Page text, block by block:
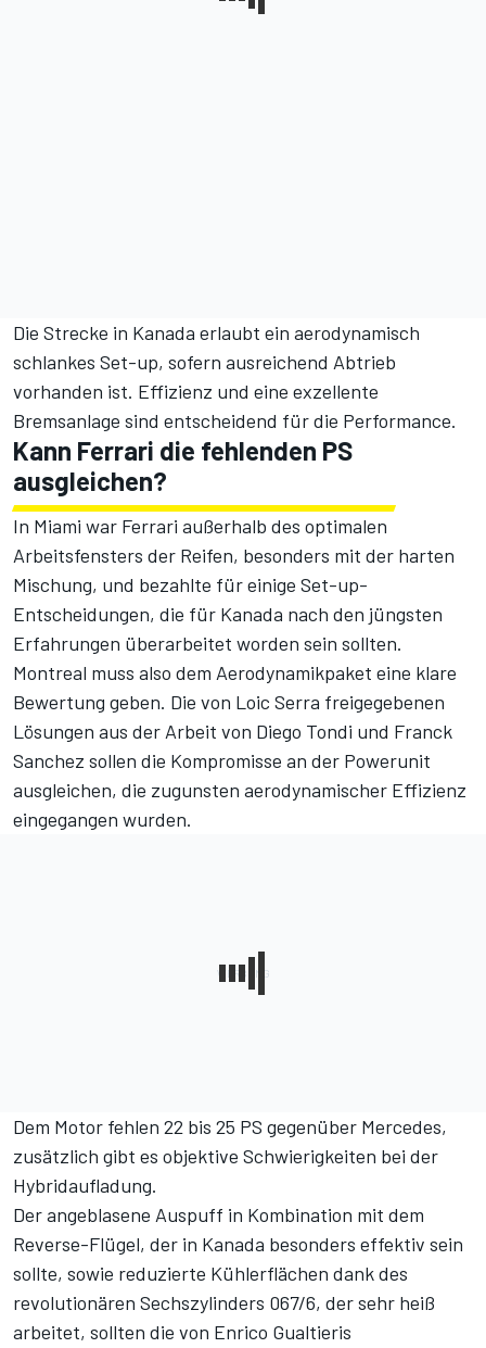
Die Strecke in Kanada erlaubt ein aerodynamisch
schlankes Set-up, sofern ausreichend Abtrieb
vorhanden ist. Effizienz und eine exzellente
Bremsanlage sind entscheidend für die Performance.
Kann Ferrari die fehlenden PS
ausgleichen?
In Miami war Ferrari außerhalb des optimalen
Arbeitsfensters der Reifen, besonders mit der harten
Mischung, und bezahlte für einige Set-up-
Entscheidungen, die für Kanada nach den jüngsten
Erfahrungen überarbeitet worden sein sollten.
Montreal muss also dem Aerodynamikpaket eine klare
Bewertung geben. Die von Loic Serra freigegebenen
Lösungen aus der Arbeit von Diego Tondi und Franck
Sanchez sollen die Kompromisse an der Powerunit
ausgleichen, die zugunsten aerodynamischer Effizienz
eingegangen wurden.
Dem Motor fehlen 22 bis 25 PS gegenüber Mercedes,
zusätzlich gibt es objektive Schwierigkeiten bei der
Hybridaufladung.
Der angeblasene Auspuff in Kombination mit dem
Reverse-Flügel, der in Kanada besonders effektiv sein
sollte, sowie reduzierte Kühlerflächen dank des
revolutionären Sechszylinders 067/6, der sehr heiß
arbeitet, sollten die von Enrico Gualtieris